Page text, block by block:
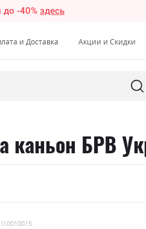
до -40%здесь
и Доставка Акции и Скидки
каньон БРВ